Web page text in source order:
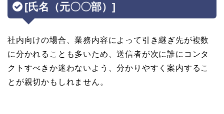
[氏名（元〇〇部）]
社内向けの場合、業務内容によって引き継ぎ先が複数
に分かれることも多いため、送信者が次に誰にコンタ
クトすべきか迷わないよう、分かりやすく案内するこ
とが親切かもしれません。